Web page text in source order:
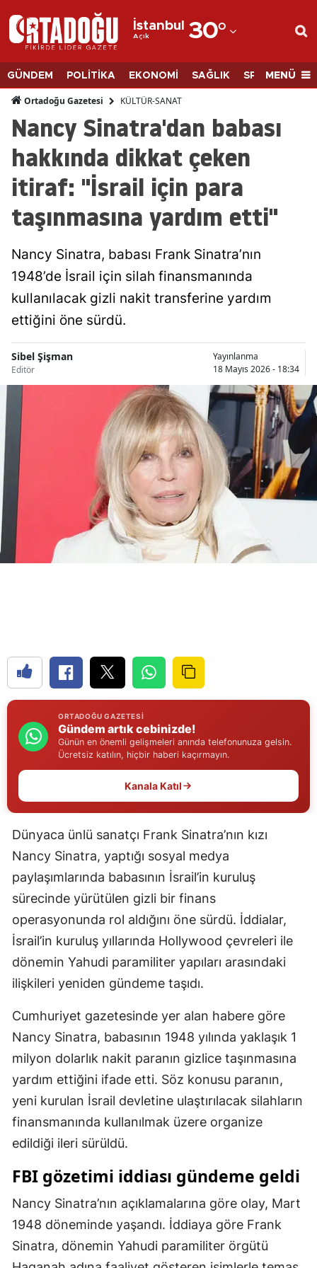
İstanbul
Açık 30°
Adana
Adıyaman
Afyonkarahisar
Ağrı
Amasya
Ankara
Antalya
Aydın
Balıkesir
Bitlis
Bolu
Burdur
Bursa
Çanakkale
Çankırı
Çorum
Elazığ
Erzurum
Eskişehir
Gümüşhane
Hakkari
Hatay
Isparta
Mersin
Kars
Kastamonu
Kayseri
Kırşehir
Kocaeli
Konya
Kütahya
GÜNDEM POLİTİKA EKONOMİ SAĞLIK SPORMENÜ
Ortadoğu Gazetesi KÜLTÜR-SANAT
Nancy Sinatra'dan babası
hakkında dikkat çeken
itiraf: "İsrail için para
taşınmasına yardım etti"
Nancy Sinatra, babası Frank Sinatra’nın
1948’de İsrail için silah finansmanında
kullanılacak gizli nakit transferine yardım
ettiğini öne sürdü.
Sibel Şişman
Editör
Yayınlanma
18 Mayıs 2026 - 18:34
ORTADOĞU GAZETESI
Gündem artık cebinizde!
Günün en önemli gelişmeleri anında telefonunuza gelsin.
Ücretsiz katılın, hiçbir haberi kaçırmayın.
Kanala Katıl
Dünyaca ünlü sanatçı Frank Sinatra’nın kızı
Nancy Sinatra, yaptığı sosyal medya
paylaşımlarında babasının İsrail’in kuruluş
sürecinde yürütülen gizli bir finans
operasyonunda rol aldığını öne sürdü. İddialar,
İsrail’in kuruluş yıllarında Hollywood çevreleri ile
dönemin Yahudi paramiliter yapıları arasındaki
ilişkileri yeniden gündeme taşıdı.
Cumhuriyet gazetesinde yer alan habere göre
Nancy Sinatra, babasının 1948 yılında yaklaşık 1
milyon dolarlık nakit paranın gizlice taşınmasına
yardım ettiğini ifade etti. Söz konusu paranın,
yeni kurulan İsrail devletine ulaştırılacak silahların
finansmanında kullanılmak üzere organize
edildiği ileri sürüldü.
FBI gözetimi iddiası gündeme geldi
Nancy Sinatra’nın açıklamalarına göre olay, Mart
1948 döneminde yaşandı. İddiaya göre Frank
Sinatra, dönemin Yahudi paramiliter örgütü